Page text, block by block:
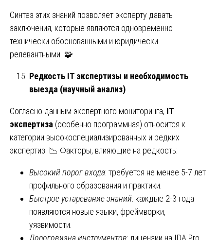
Синтез этих знаний позволяет эксперту давать
заключения, которые являются одновременно
технически обоснованными и юридически
релевантными. 🧩
Редкость IT экспертизы и необходимость
выезда (научный анализ)
Согласно данным экспертного мониторинга, IT
экспертиза (особенно программная) относится к
категории высокоспециализированных и редких
экспертиз. 📉 Факторы, влияющие на редкость:
Высокий порог входа: требуется не менее 5-7 лет
профильного образования и практики.
Быстрое устаревание знаний: каждые 2-3 года
появляются новые языки, фреймворки,
уязвимости.
Дороговизна инструментов: лицензии на IDA Pro